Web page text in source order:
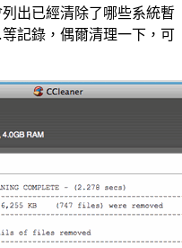
出已經清除了哪些系統暫
記錄，偶爾清理一下，可